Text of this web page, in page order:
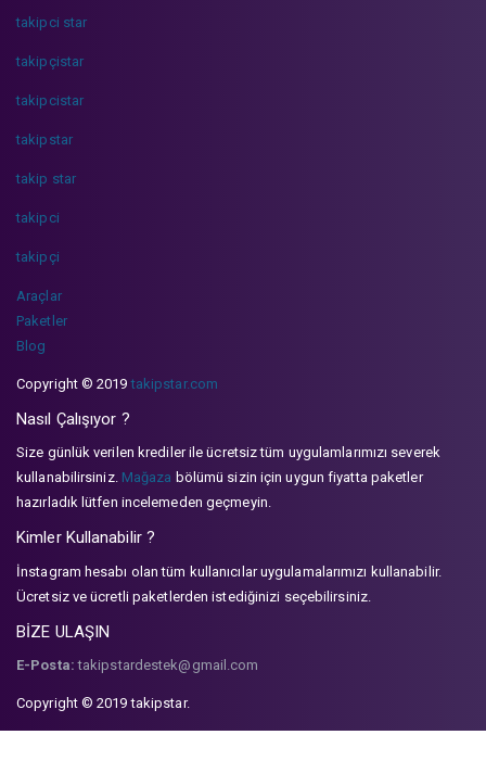
takipci star
takipçistar
takipcistar
takipstar
takip star
takipci
takipçi
Araçlar
Paketler
Blog
Copyright © 2019takipstar.com
Nasıl Çalışıyor ?
Size günlük verilen krediler ile ücretsiz tüm uygulamlarımızı severek
kullanabilirsiniz. Mağaza bölümü sizin için uygun fiyatta paketler
hazırladık lütfen incelemeden geçmeyin.
Kimler Kullanabilir ?
İnstagram hesabı olan tüm kullanıcılar uygulamalarımızı kullanabilir.
Ücretsiz ve ücretli paketlerden istediğinizi seçebilirsiniz.
BİZE ULAŞIN
E-Posta: takipstardestek@gmail.com
Copyright © 2019 takipstar.